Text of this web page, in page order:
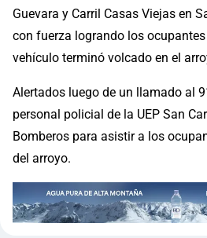
Guevara y Carril Casas Viejas en
con fuerza logrando los ocupantes
vehículo terminó volcado en el
Alertados luego de un llamado al
personal policial de la UEP San
Bomberos para asistir a los
del arroyo.